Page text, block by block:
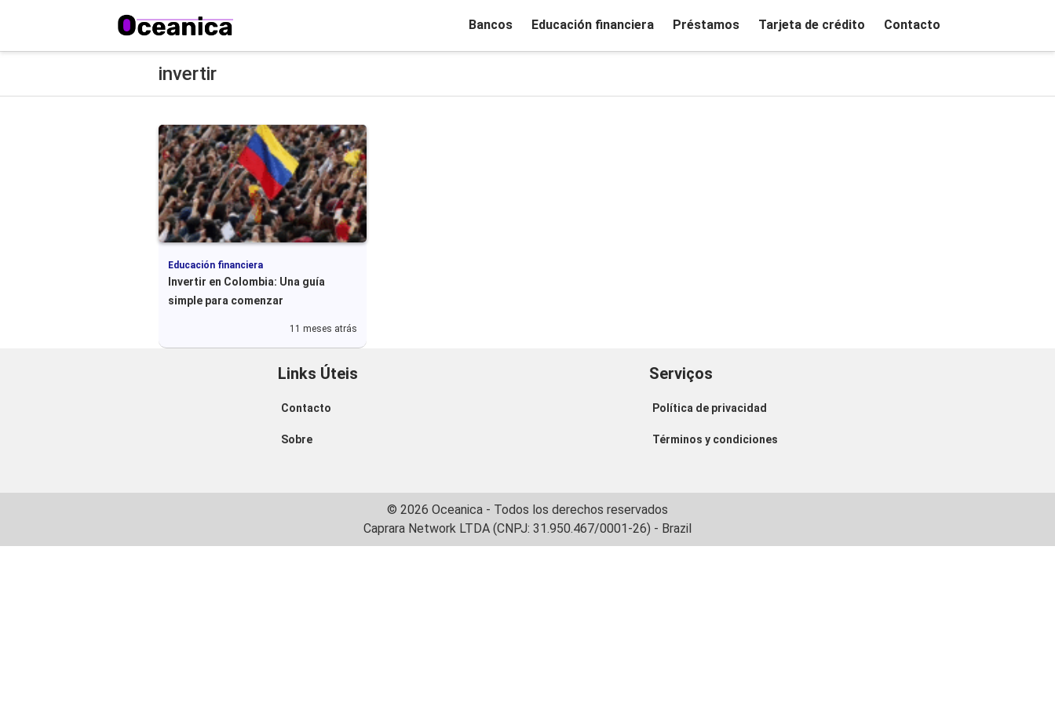
Bancos Educación financiera Préstamos Tarjeta de crédito Contacto
invertir
Educación financiera
Invertir en Colombia: Una guía
simple para comenzar
11 meses atrás
Links Úteis
Contacto
Sobre
Serviços
Política de privacidad
Términos y condiciones
© 2026 Oceanica - Todos los derechos reservados
Caprara Network LTDA (CNPJ: 31.950.467/0001-26) - Brazil